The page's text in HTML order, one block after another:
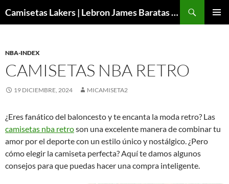
Camisetas Lakers | Lebron James Baratas 2024 – Micamisetanba
NBA-INDEX
CAMISETAS NBA RETRO
19 DICIEMBRE, 2024 MICAMISETA2
¿Eres fanático del baloncesto y te encanta la moda retro? Las
camisetas nba retroson una excelente manera de combinar tu
amor por el deporte con un estilo único y nostálgico. ¿Pero
cómo elegir la camiseta perfecta? Aquí te damos algunos
consejos para que puedas hacer una compra inteligente.